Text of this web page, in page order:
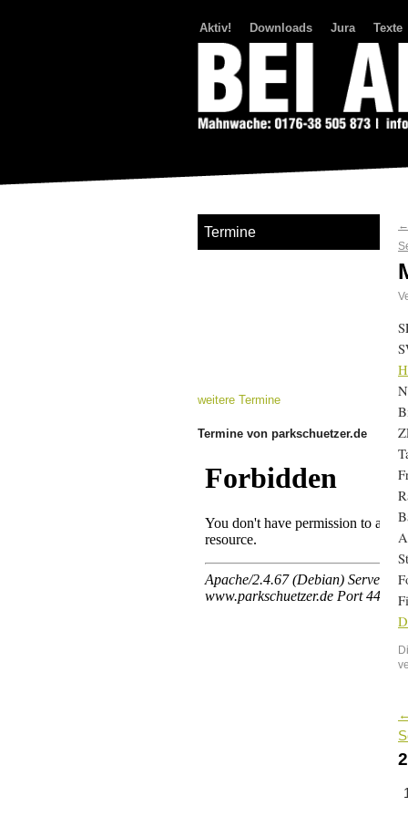
Aktiv! Downloads Jura Texte
←
Termine
weitere Termine
Termine von parkschuetzer.de